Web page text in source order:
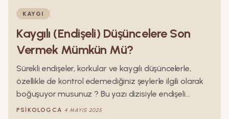
KAYGI
Kaygılı (Endişeli) Düşüncelere Son
Vermek Mümkün Mü?
Sürekli endişeler, korkular ve kaygılı düşüncelerle,
özellikle de kontrol edemediğiniz şeylerle ilgili olarak
boğuşuyor musunuz ? Bu yazı dizisiyle endişeli
zihninizi sakinleştirmenize, kaygıyı hafifletmenize ve
PSIKOLOGCA 4 MAYIS 2025